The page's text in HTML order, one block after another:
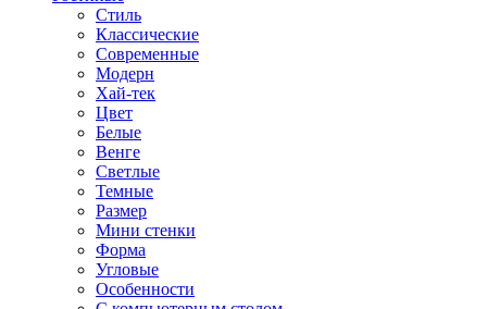
Стиль
Классические
Современные
Модерн
Хай-тек
Цвет
Белые
Венге
Светлые
Темные
Размер
Мини стенки
Форма
Угловые
Особенности